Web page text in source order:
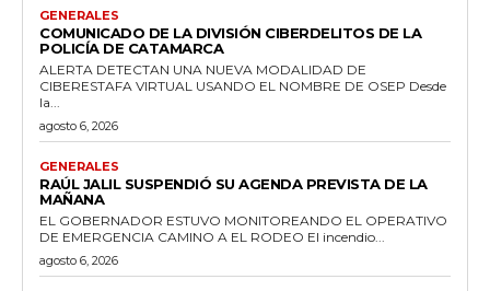
GENERALES
COMUNICADO DE LA DIVISIÓN CIBERDELITOS DE LA
POLICÍA DE CATAMARCA
ALERTA DETECTAN UNA NUEVA MODALIDAD DE
CIBERESTAFA VIRTUAL USANDO EL NOMBRE DE OSEP Desde
la...
agosto 6, 2026
GENERALES
RAÚL JALIL SUSPENDIÓ SU AGENDA PREVISTA DE LA
MAÑANA
EL GOBERNADOR ESTUVO MONITOREANDO EL OPERATIVO
DE EMERGENCIA CAMINO A EL RODEO El incendio...
agosto 6, 2026